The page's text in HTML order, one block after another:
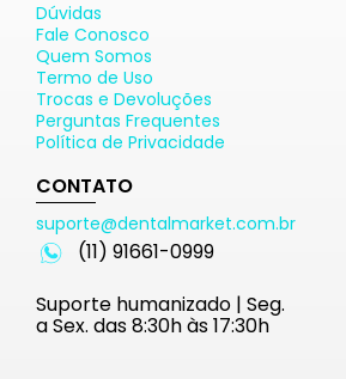
Dúvidas
Fale Conosco
Quem Somos
Termo de Uso
Trocas e Devoluções
Perguntas Frequentes
Política de Privacidade
CONTATO
suporte@dentalmarket.com.br
(11) 91661-0999
Suporte humanizado | Seg.
a Sex. das 8:30h às 17:30h